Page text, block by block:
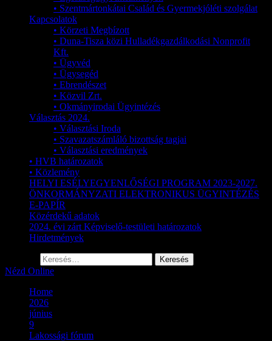
• Szentmártonkátai Család és Gyermekjóléti szolgálat
Kapcsolatok
• Körzeti Megbízott
• Duna-Tisza közi Hulladékgazdálkodási Nonprofit
Kft.
• Ügyvéd
• Ügysegéd
• Ebrendészet
• Közvil Zrt.
• Okmányirodai Ügyintézés
Választás 2024.
• Választási Iroda
• Szavazatszámláló bizottság tagjai
• Választási eredmények
• HVB határozatok
• Közlemény
HELYI ESÉLYEGYENLŐSÉGI PROGRAM 2023-2027.
ÖNKORMÁNYZATI ELEKTRONIKUS ÜGYINTÉZÉS
E-PAPÍR
Közérdekű adatok
2024. évi zárt Képviselő-testületi határozatok
Hirdetmények
Nézd Online
Home
2026
június
9
Lakossági fórum